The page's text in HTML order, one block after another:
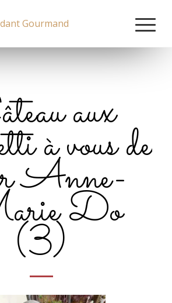
aux
à vous de
Anne-
Do
(3)